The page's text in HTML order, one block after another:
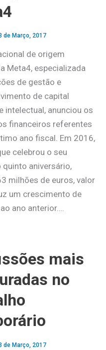
de Março, 2017
de origem
Meta4, especializada
de gestão e
de capital
intelectual, anunciou os
financeiros referentes
ano fiscal. Em 2016,
celebrou o seu
quinto aniversário,
milhões de euros, valor
um crescimento de
ano anterior….
mais
no
de Março, 2017